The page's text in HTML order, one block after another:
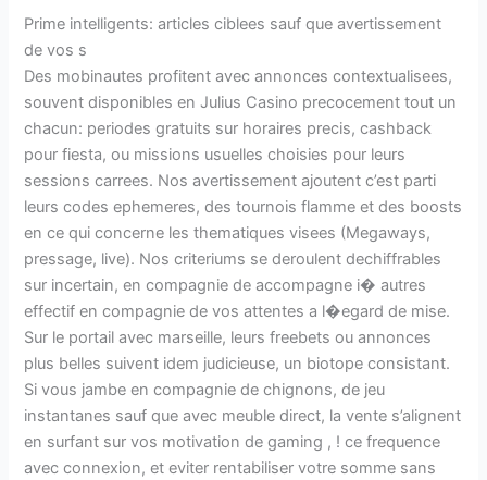
Prime intelligents: articles ciblees sauf que avertissement
de vos s
Des mobinautes profitent avec annonces contextualisees,
souvent disponibles en Julius Casino precocement tout un
chacun: periodes gratuits sur horaires precis, cashback
pour fiesta, ou missions usuelles choisies pour leurs
sessions carrees. Nos avertissement ajoutent c’est parti
leurs codes ephemeres, des tournois flamme et des boosts
en ce qui concerne les thematiques visees (Megaways,
pressage, live). Nos criteriums se deroulent dechiffrables
sur incertain, en compagnie de accompagne i� autres
effectif en compagnie de vos attentes a l�egard de mise.
Sur le portail avec marseille, leurs freebets ou annonces
plus belles suivent idem judicieuse, un biotope consistant.
Si vous jambe en compagnie de chignons, de jeu
instantanes sauf que avec meuble direct, la vente s’alignent
en surfant sur vos motivation de gaming , ! ce frequence
avec connexion, et eviter rentabiliser votre somme sans